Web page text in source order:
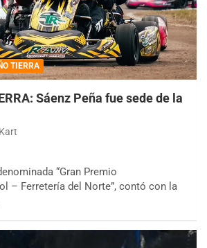
TIERRA
Sáenz Peña fue sede de la
“Gran Premio
– Ferretería del Norte”, contó con la